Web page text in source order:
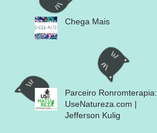
Chega Mais
Parceiro Ronromterapia:
UseNatureza.com |
Jefferson Kulig